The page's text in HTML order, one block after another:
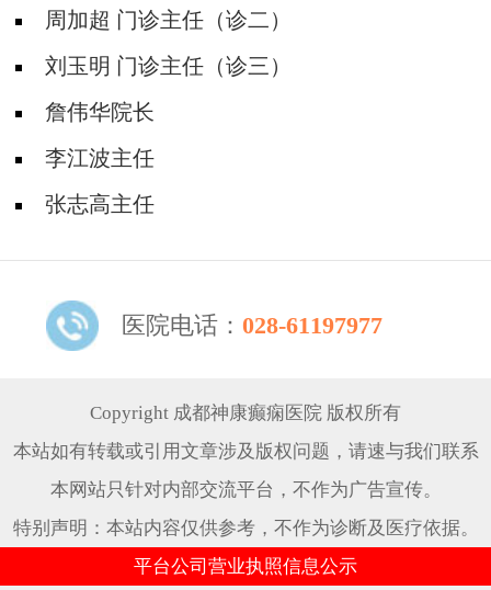
周加超 门诊主任（诊二）
刘玉明 门诊主任（诊三）
詹伟华院长
李江波主任
张志高主任
医院电话： 028-61197977
Copyright 成都神康癫痫医院 版权所有
本站如有转载或引用文章涉及版权问题，请速与我们联系
本网站只针对内部交流平台，不作为广告宣传。
特别声明：本站内容仅供参考，不作为诊断及医疗依据。
平台公司营业执照信息公示